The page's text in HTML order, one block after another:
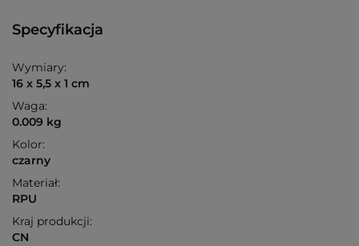
Specyfikacja
Wymiary:
16 x 5,5 x 1 cm
Waga:
0.009 kg
Kolor:
czarny
Materiał:
RPU
Kraj produkcji:
CN